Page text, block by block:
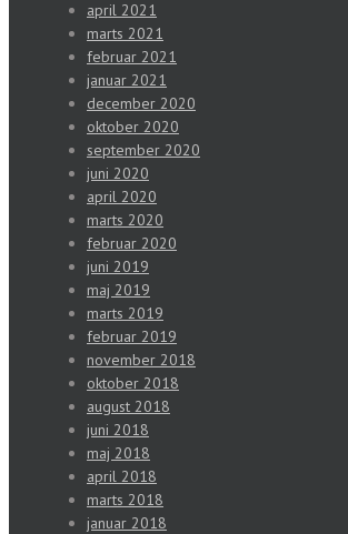
april 2021
marts 2021
februar 2021
januar 2021
december 2020
oktober 2020
september 2020
juni 2020
april 2020
marts 2020
februar 2020
juni 2019
maj 2019
marts 2019
februar 2019
november 2018
oktober 2018
august 2018
juni 2018
maj 2018
april 2018
marts 2018
januar 2018